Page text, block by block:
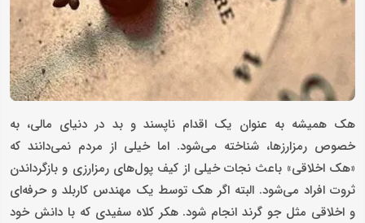
هک همیشه به عنوان یک اقدام ناپسند و بد در دنیای مالی، به
خصوص رمزارزها، شناخته می‌شود. اما خیلی از مردم نمی‌دانند که
«هک اخلاقی» باعث نجات خیلی از کیف پول‌های رمزارزی و بازگرداندن
ثروت افراد می‌شود. البته اگر هک توسط یک مهندس کاربلد و حرفه‌ای
و اخلاقی مثل جو گرند انجام شود. هکر کلاه سفیدی که با دانش خود